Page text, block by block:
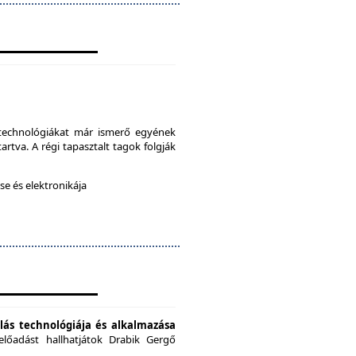
már ismerő egyének
A régi tapasztalt tagok folgják
és elektronikája
technológiája és alkalmazása
hallhatjátok Drabik Gergő